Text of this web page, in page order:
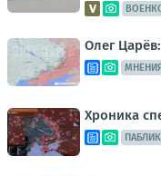
Олег
Хроника